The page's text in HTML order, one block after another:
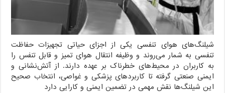
تنفسی
شیلنگ‌های هوای تنفسی یکی از اجزای حیاتی تجهیزات حفاظت
تنفسی به شمار می‌روند و وظیفه انتقال هوای تمیز و قابل تنفس را
به کاربران در محیط‌های خطرناک بر عهده دارند. از آتش‌نشانی و
ایمنی صنعتی گرفته تا کاربردهای پزشکی و غواصی، انتخاب صحیح
این شیلنگ‌ها نقش مهمی در تضمین ایمنی و کارایی دارد